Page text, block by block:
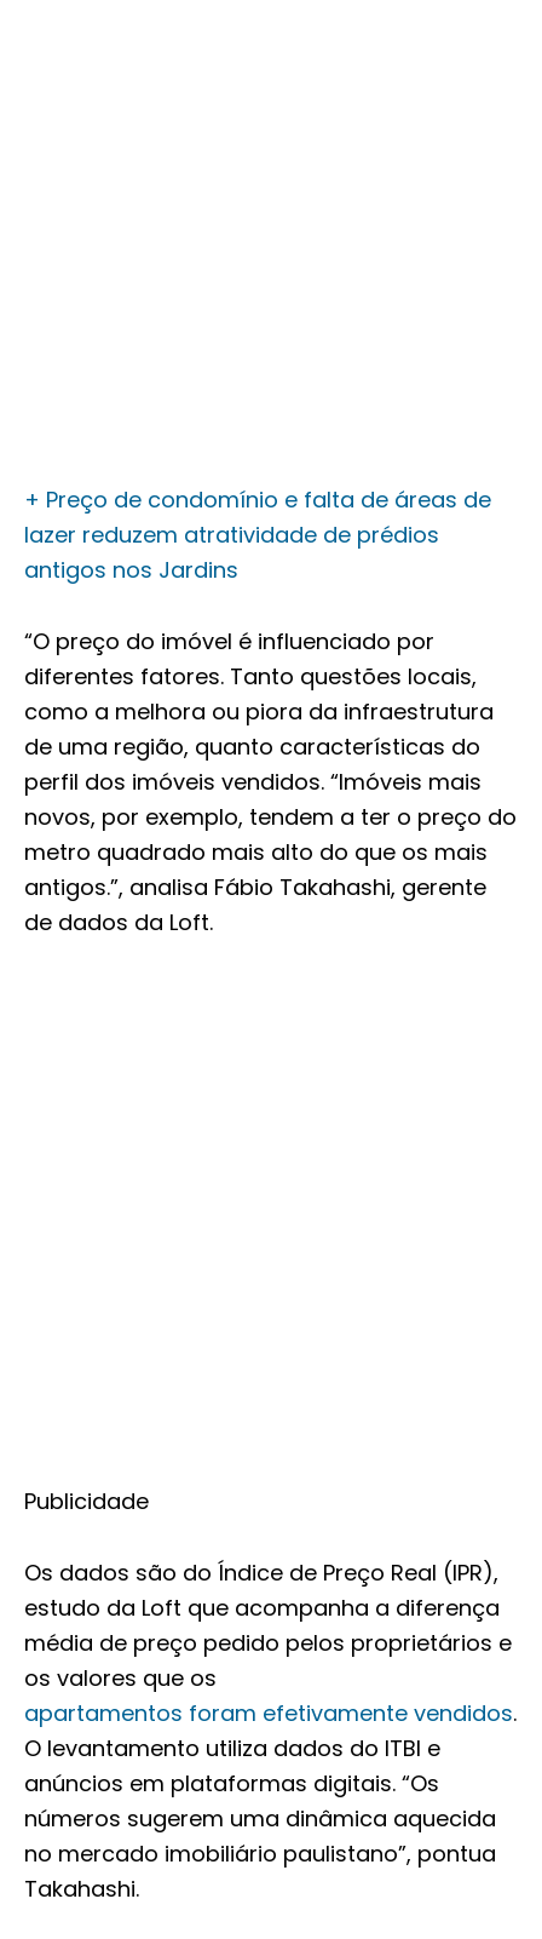
+ Preço de condomínio e falta de áreas de
lazer reduzem atratividade de prédios
antigos nos Jardins
“O preço do imóvel é influenciado por
diferentes fatores. Tanto questões locais,
como a melhora ou piora da infraestrutura
de uma região, quanto características do
perfil dos imóveis vendidos. “Imóveis mais
novos, por exemplo, tendem a ter o preço do
metro quadrado mais alto do que os mais
antigos.”, analisa Fábio Takahashi, gerente
de dados da Loft.
Publicidade
Os dados são do Índice de Preço Real (IPR),
estudo da Loft que acompanha a diferença
média de preço pedido pelos proprietários e
os valores que os
apartamentos foram efetivamente vendidos.
O levantamento utiliza dados do ITBI e
anúncios em plataformas digitais. “Os
números sugerem uma dinâmica aquecida
no mercado imobiliário paulistano”, pontua
Takahashi.